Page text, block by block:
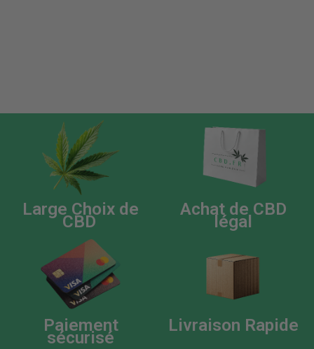
Large Choix de
CBD
Achat de CBD
légal
Paiement
sécurisé
Livraison Rapide